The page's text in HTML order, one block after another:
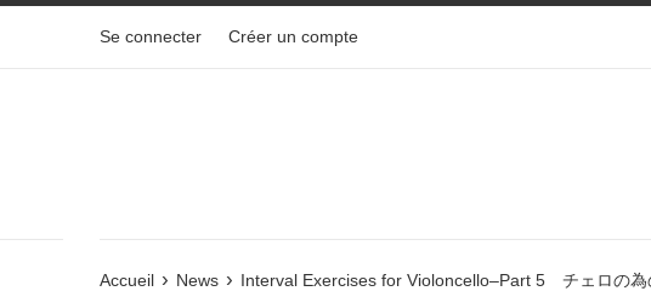
Se connecter Créer un compte
Accueil › News › Interval Exercises for Violoncello–Part 5 チェロの